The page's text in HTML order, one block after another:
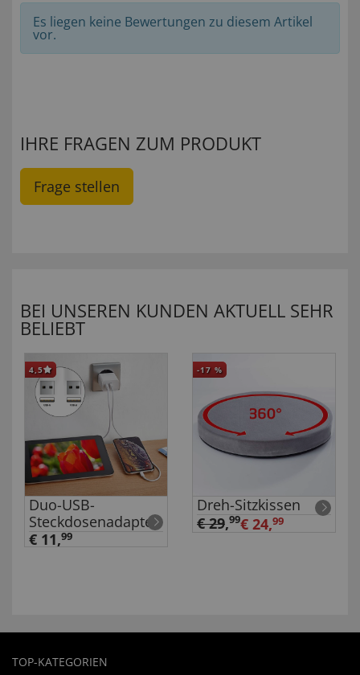
Es liegen keine Bewertungen zu diesem Artikel
vor.
IHRE FRAGEN ZUM PRODUKT
Frage stellen
BEI UNSEREN KUNDEN AKTUELL SEHR
BELIEBT
4,5
Duo-USB-
Steckdosenadapter
€ 11,99
-17 %
Dreh-Sitzkissen
€ 29,99€ 24,99
TOP-KATEGORIEN